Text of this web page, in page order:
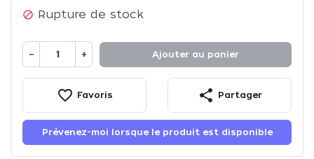
 Rupture de stock
− + Ajouter au panier
favorite_border Favoris share Partager
Prévenez-moi lorsque le produit est disponible